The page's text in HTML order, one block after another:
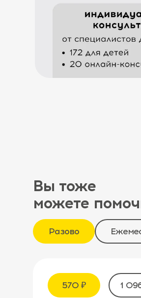
Вы тоже
можете
Разово
570 ₽ 1